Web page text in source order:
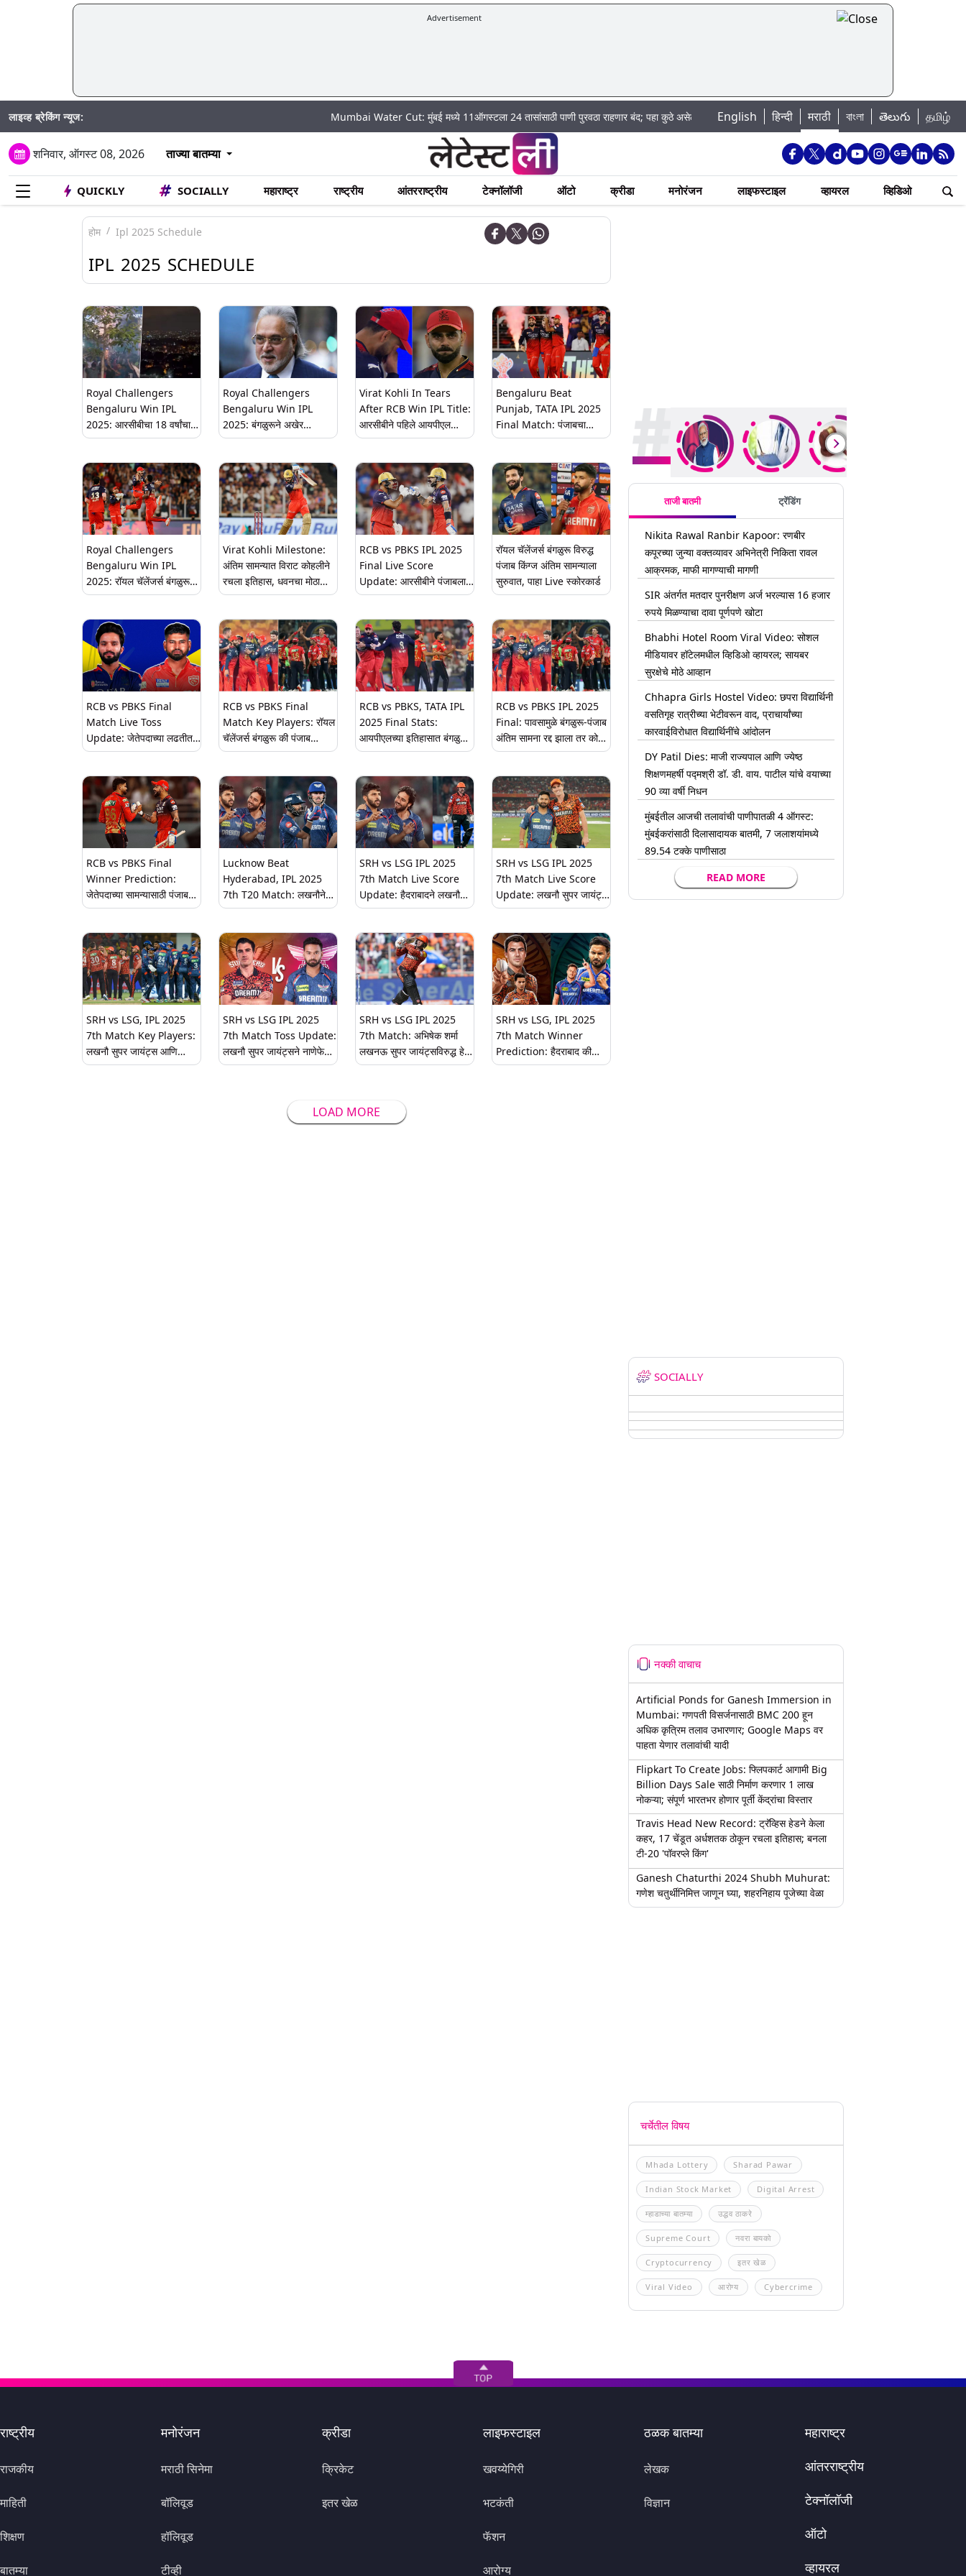
Advertisement
लाइव्ह ब्रेकिंग न्यूज: Mumbai Water Cut: मुंबई मध्ये 11ऑगस्टला 24 तासांसाठी पाणी पुरवठा राहणार बंद; पहा कुठे असेल पाणी बंद| Madhur Satta Matka: मधूर सट्टा मटका बद्दल काही गोष्टी घ्या
English हिन्दी मराठी বাংলা తెలుగు தமிழ்
शनिवार, ऑगस्ट 08, 2026 ताज्या बातम्या
QUICKLY SOCIALLY महाराष्ट्र राष्ट्रीय आंतरराष्ट्रीय टेक्नॉलॉजी ऑटो क्रीडा मनोरंजन लाइफस्टाइल व्हायरल व्हिडिओ
होम Ipl 2025 Schedule
IPL 2025 SCHEDULE
Royal Challengers
Bengaluru Win IPL
2025: आरसीबीचा 18 वर्षांचा
दुष्काळ संपला, पहिल्यादांच
चाहत्यांनी फटाके फोडून साजरा
केला आनंद
Royal Challengers
Bengaluru Win IPL
2025: बंगळुरूने अखेर
पटकावले आयपीएलचे पहिले
शुभेच्छा!
Virat Kohli In Tears
After RCB Win IPL Title:
आरसीबीने पहिले आयपीएल
जेतेपद जिंकल्यानंतर विराट
पाहा व्हिडिओ
Bengaluru Beat
Punjab, TATA IPL 2025
Final Match: पंजाबचा
पराभव करुन आरसीबीने
जिंकली, 'ही' आहे विजयाची 3
मोठी कारणे
Royal Challengers
Bengaluru Win IPL
2025: रॉयल चॅलेंजर्स बंगळुरू
ठरला आयपीएल 2025 चा
किंग्जचा पराभव; 18 वर्षांचा
दुष्काळ संपला
Virat Kohli Milestone:
अंतिम सामन्यात विराट कोहलीने
रचला इतिहास, धवनचा मोठा
विक्रम मोडला
RCB vs PBKS IPL 2025
Final Live Score
Update: आरसीबीने पंजाबला
दिले 191 धावांचे लक्ष्य, कोहलीने
रॉयल चॅलेंजर्स बंगळुरू विरुद्ध
पंजाब किंग्ज अंतिम सामन्याला
सुरुवात, पाहा Live स्कोरकार्ड
RCB vs PBKS Final
Match Live Toss
Update: जेतेपदाच्या लढतीत
पंजाबच्या पदरी नाणेफेक, बंगळुरू
प्लेइंग 11
RCB vs PBKS Final
Match Key Players: रॉयल
चॅलेंजर्स बंगळुरू की पंजाब
किंग्जला कोण होणार आयपील
असतील 'या' दिग्गज खेळाडूंवर
RCB vs PBKS, TATA IPL
2025 Final Stats:
आयपीएलच्या इतिहासात बंगळुरू
विरुद्ध पंजाबची एकमेकांविरुद्ध
संघाच्या आकेडवारीवर एक नजर
RCB vs PBKS IPL 2025
Final: पावसामुळे बंगळुरू-पंजाब
अंतिम सामना रद्द झाला तर कोण
होणार विजेता? कसा निघणार
RCB vs PBKS Final
Winner Prediction:
जेतेपदाच्या सामन्यासाठी पंजाब
किंग्ज आणि रॉयल चॅलेंजर्स
लढत, सामना सुरू होण्यापूर्वी
जाणून घ्या कोणता संघ जिंकू
शकतो
Lucknow Beat
Hyderabad, IPL 2025
7th T20 Match: लखनौने
हैदराबादचा 5 विकेट्सने केला
धुमाकूळ, शार्दुलने 4 विकेट्स
घेतल्या
SRH vs LSG IPL 2025
7th Match Live Score
Update: हैदराबादने लखनौला
दिले 191 धावांचे लक्ष्य, शार्दुल
SRH vs LSG IPL 2025
7th Match Live Score
Update: लखनौ सुपर जायंट्स
आणि सनरायझर्स हैदराबाद
येथे पाहा लाईव्ह स्कोअरकार्ड
SRH vs LSG, IPL 2025
7th Match Key Players:
लखनौ सुपर जायंट्स आणि
सनरायझर्स हैदराबाद आमनेसामने,
SRH vs LSG IPL 2025
7th Match Toss Update:
लखनौ सुपर जायंट्सने नाणेफेक
जिंकली, हैदराबाद करणार प्रथम
SRH vs LSG IPL 2025
7th Match: अभिषेक शर्मा
लखनऊ सुपर जायंट्सविरुद्ध हे 5
विक्रम करू शकतो आपल्या
SRH vs LSG, IPL 2025
7th Match Winner
Prediction: हैदराबाद की
लखनौ कोणता संघ करणार
LOAD MORE
ताजी बातमी ट्रेंडिंग
Nikita Rawal Ranbir Kapoor: रणबीर
कपूरच्या जुन्या वक्तव्यावर अभिनेत्री निकिता रावल
आक्रमक, माफी मागण्याची मागणी
SIR अंतर्गत मतदार पुनरीक्षण अर्ज भरल्यास 16 हजार
रुपये मिळण्याचा दावा पूर्णपणे खोटा
Bhabhi Hotel Room Viral Video: सोशल
मीडियावर हॉटेलमधील व्हिडिओ व्हायरल; सायबर
सुरक्षेचे मोठे आव्हान
Chhapra Girls Hostel Video: छपरा विद्यार्थिनी
वसतिगृह रात्रीच्या भेटीवरून वाद, प्राचार्यांच्या
कारवाईविरोधात विद्यार्थिनींचे आंदोलन
DY Patil Dies: माजी राज्यपाल आणि ज्येष्ठ
शिक्षणमहर्षी पद्मश्री डॉ. डी. वाय. पाटील यांचे वयाच्या
90 व्या वर्षी निधन
मुंबईतील आजची तलावांची पाणीपातळी 4 ऑगस्ट:
मुंबईकरांसाठी दिलासादायक बातमी, 7 जलाशयांमध्ये
89.54 टक्के पाणीसाठा
READ MORE
SOCIALLY
नक्की वाचाच
Artificial Ponds for Ganesh Immersion in
Mumbai: गणपती विसर्जनासाठी BMC 200 हून
अधिक कृत्रिम तलाव उभारणार; Google Maps वर
पाहता येणार तलावांची यादी
Flipkart To Create Jobs: फ्लिपकार्ट आगामी Big
Billion Days Sale साठी निर्माण करणार 1 लाख
नोकऱ्या; संपूर्ण भारतभर होणार पूर्ती केंद्रांचा विस्तार
Travis Head New Record: ट्रॅव्हिस हेडने केला
कहर, 17 चेंडूत अर्धशतक ठोकून रचला इतिहास; बनला
टी-20 'पॉवरप्ले किंग'
Ganesh Chaturthi 2024 Shubh Muhurat:
गणेश चतुर्थीनिमित्त जाणून घ्या, शहरनिहाय पूजेच्या वेळा
चर्चेतील विषय
Mhada Lottery Sharad Pawar
Indian Stock Market Digital Arrest
म्हाडाच्या बातम्या उद्धव ठाकरे
Supreme Court नवरा बायको
Cryptocurrency इतर खेळ
Viral Video आरोग्य Cybercrime
राष्ट्रीय
राजकीय
माहिती
शिक्षण
बातम्या
मनोरंजन
मराठी सिनेमा
बॉलिवूड
हॉलिवूड
टीव्ही
क्रीडा
क्रिकेट
इतर खेळ
लाइफस्टाइल
खवय्येगिरी
भटकंती
फॅशन
आरोग्य
ठळक बातम्या
लेखक
विज्ञान
महाराष्ट्र
आंतरराष्ट्रीय
टेक्नॉलॉजी
ऑटो
व्हायरल